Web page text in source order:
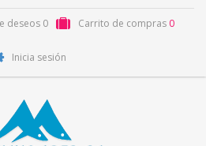
deseos 0 Carrito de compras 0
Inicia sesión